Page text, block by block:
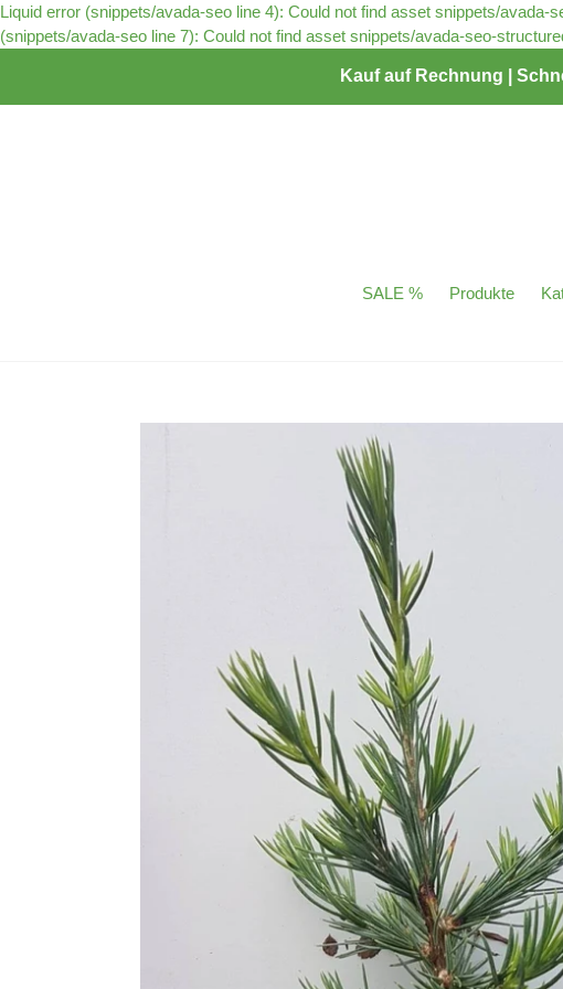
Liquid error (snippets/avada-seo line 4): Could not find asset snippets/
(snippets/avada-seo line 7): Could not find asset snippets/avada-seo-
Kauf auf Rechnung |
SALE % Produkte